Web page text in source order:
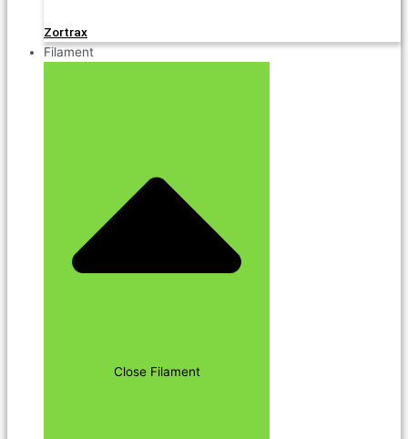
Zortrax
Filament
Close Filament